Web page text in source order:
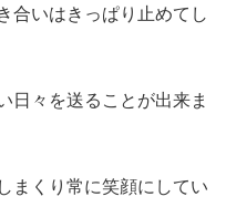
合いはきっぱり止めてし
日々を送ることが出来ま
まくり常に笑顔にしてい